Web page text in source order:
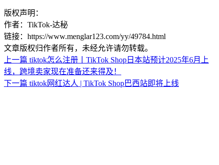
版权声明：
作者：TikTok-达秘
链接：https://www.menglar123.com/yy/49784.html
文章版权归作者所有，未经允许请勿转载。
上一篇 tiktok怎么注册丨TikTok Shop日本站预计2025年6月上
线，跨境卖家现在准备还来得及！
下一篇 tiktok网红达人 | TikTok Shop巴西站即将上线